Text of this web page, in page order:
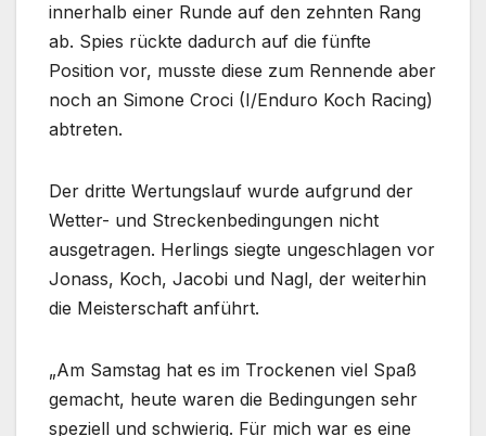
innerhalb einer Runde auf den zehnten Rang
ab. Spies rückte dadurch auf die fünfte
Position vor, musste diese zum Rennende aber
noch an Simone Croci (I/Enduro Koch Racing)
abtreten.
Der dritte Wertungslauf wurde aufgrund der
Wetter- und Streckenbedingungen nicht
ausgetragen. Herlings siegte ungeschlagen vor
Jonass, Koch, Jacobi und Nagl, der weiterhin
die Meisterschaft anführt.
„Am Samstag hat es im Trockenen viel Spaß
gemacht, heute waren die Bedingungen sehr
speziell und schwierig. Für mich war es eine